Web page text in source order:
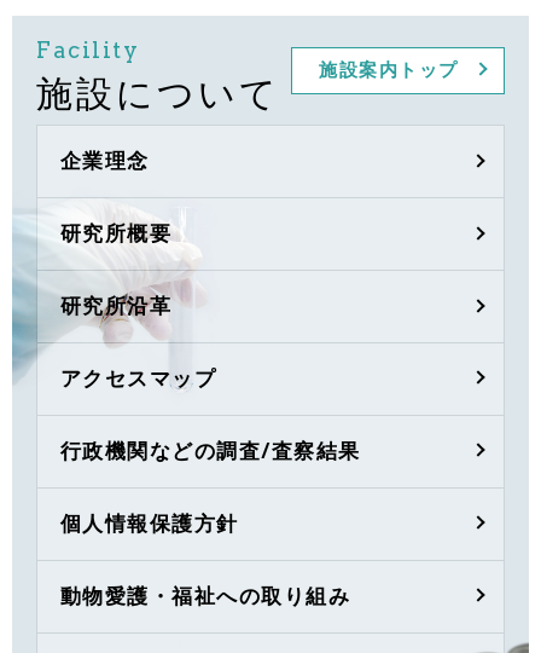
Facility
施設について
施設案内トップ
企業理念
研究所概要
研究所沿革
アクセスマップ
行政機関などの調査/査察結果
個人情報保護方針
動物愛護・福祉への取り組み